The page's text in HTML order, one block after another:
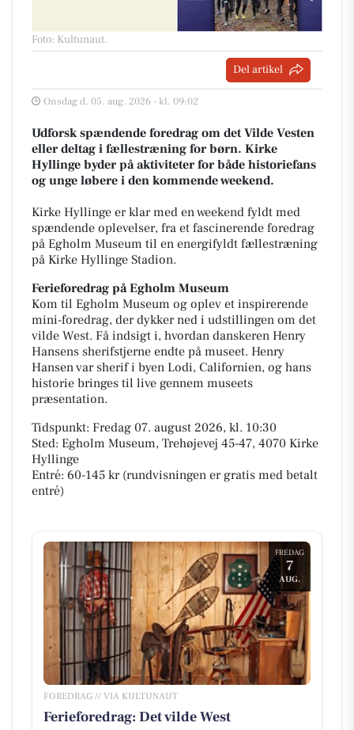
Foto: Kultunaut.
Del artikel
Onsdag d. 05. aug. 2026 - kl. 09:02
Udforsk spændende foredrag om det Vilde Vesten
eller deltag i fællestræning for børn. Kirke
Hyllinge byder på aktiviteter for både historiefans
og unge løbere i den kommende weekend.
Kirke Hyllinge er klar med en weekend fyldt med
spændende oplevelser, fra et fascinerende foredrag
på Egholm Museum til en energifyldt fællestræning
på Kirke Hyllinge Stadion.
Ferieforedrag på Egholm Museum
Kom til Egholm Museum og oplev et inspirerende
mini-foredrag, der dykker ned i udstillingen om det
vilde West. Få indsigt i, hvordan danskeren Henry
Hansens sherifstjerne endte på museet. Henry
Hansen var sherif i byen Lodi, Californien, og hans
historie bringes til live gennem museets
præsentation.
Tidspunkt: Fredag 07. august 2026, kl. 10:30
Sted: Egholm Museum, Trehøjevej 45-47, 4070 Kirke
Hyllinge
Entré: 60-145 kr (rundvisningen er gratis med betalt
entré)
FREDAG
7
AUG.
FOREDRAG // VIA KULTUNAUT
Ferieforedrag: Det vilde West